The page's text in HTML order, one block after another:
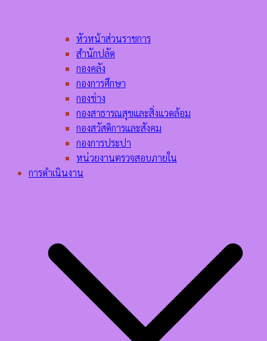
หัวหน้าส่วนราชการ
สำนักปลัด
กองคลัง
กองการศึกษา
กองช่าง
กองสาธารณสุขและสิ่งแวดล้อม
กองสวัสดิการและสังคม
กองการประปา
หน่วยงานตรวจสอบภายใน
การดำเนินงาน